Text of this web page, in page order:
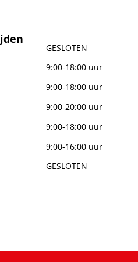
GESLOTEN
9:00-18:00 uur
9:00-18:00 uur
9:00-20:00 uur
9:00-18:00 uur
9:00-16:00 uur
GESLOTEN